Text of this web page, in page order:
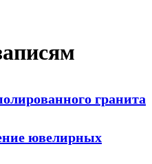
гранита
ювелирных